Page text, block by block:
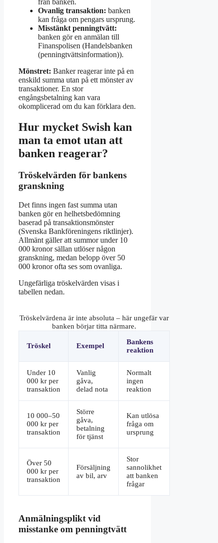
från banken.
Ovanlig transaktion: banken
kan fråga om pengars ursprung.
Misstänkt penningtvätt:
banken gör en anmälan till
Finanspolisen (Handelsbanken
(penningtvättsinformation)).
Mönstret: Banker reagerar inte på en
enskild summa utan på ett mönster av
transaktioner. En stor
engångsbetalning kan vara
okomplicerad om du kan förklara den.
Hur mycket Swish kan
man ta emot utan att
banken reagerar?
Tröskelvärden för bankens
granskning
Det finns ingen fast summa utan
banken gör en helhetsbedömning
baserad på transaktionsmönster
(Svenska Bankföreningens riktlinjer).
Allmänt gäller att summor under 10
000 kronor sällan utlöser någon
granskning, medan belopp över 50
000 kronor ofta ses som ovanliga.
Ungefärliga tröskelvärden visas i
tabellen nedan.
Tröskelvärdena är inte absoluta – här ungefär var
banken börjar titta närmare.
Tröskel Exempel
Bankens
reaktion
Under 10
000 kr per
transaktion
Vanlig
gåva,
delad nota
Normalt
ingen
reaktion
10 000–50
000 kr per
transaktion
Större
gåva,
betalning
för tjänst
Kan utlösa
fråga om
ursprung
Över 50
000 kr per
transaktion
Försäljning
av bil, arv
Stor
sannolikhet
att banken
frågar
Anmälningsplikt vid
misstanke om penningtvätt